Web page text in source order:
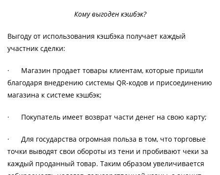
Кому выгоден кэшбэк?
Выгоду от использования кэшбэка получает каждый
участник сделки:
· Магазин продает товары клиентам, которые пришли
благодаря внедрению системы QR-кодов и присоединению
магазина к системе кэшбэк;
· Покупатель имеет возврат части денег на свою карту;
· Для государства огромная польза в том, что торговые
точки выводят свои обороты из тени и пробивают чеки за
каждый проданный товар. Таким образом увеличивается